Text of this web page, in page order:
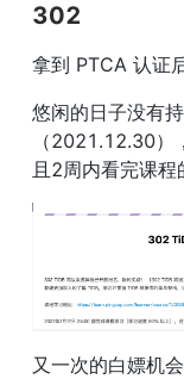
302
拿到 PTCA 认证
悠闲的日子没有
（2021.12.30
且2周内看完课
又一次的白嫖机